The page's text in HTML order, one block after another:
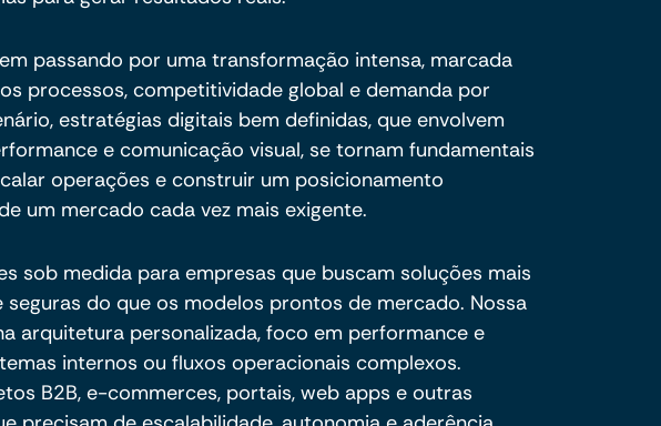
passando por uma transformação intensa, marcada
processos, competitividade global e demanda por
estratégias digitais bem definidas, que envolvem
e comunicação visual, se tornam fundamentais
operações e construir um posicionamento
um mercado cada vez mais exigente.
sob medida para empresas que buscam soluções mais
seguras do que os modelos prontos de mercado. Nossa
arquitetura personalizada, foco em performance e
internos ou fluxos operacionais complexos.
B2B, e-commerces, portais, web apps e outras